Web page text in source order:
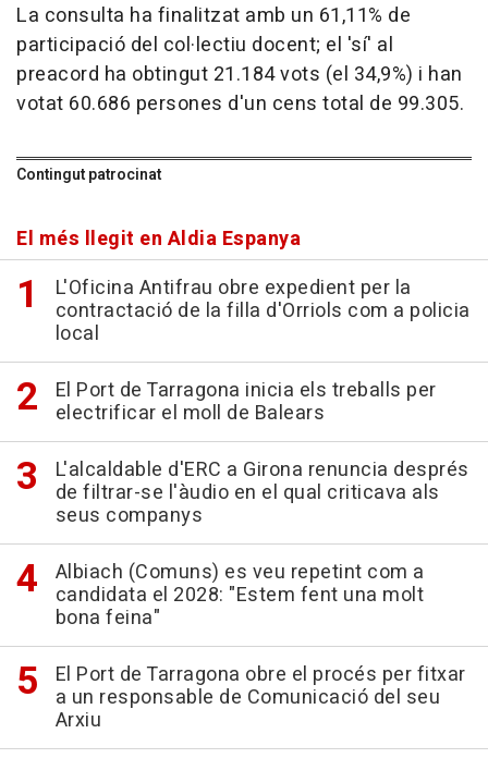
La consulta ha finalitzat amb un 61,11% de
participació del col·lectiu docent; el 'sí' al
preacord ha obtingut 21.184 vots (el 34,9%) i han
votat 60.686 persones d'un cens total de 99.305.
Contingut patrocinat
El més llegit en Aldia Espanya
L'Oficina Antifrau obre expedient per la
contractació de la filla d'Orriols com a policia
local
El Port de Tarragona inicia els treballs per
electrificar el moll de Balears
L'alcaldable d'ERC a Girona renuncia després
de filtrar-se l'àudio en el qual criticava als
seus companys
Albiach (Comuns) es veu repetint com a
candidata el 2028: "Estem fent una molt
bona feina"
El Port de Tarragona obre el procés per fitxar
a un responsable de Comunicació del seu
Arxiu